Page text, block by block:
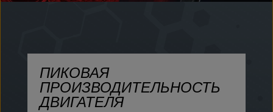
ПИКОВАЯ
ПРОИЗВОДИТЕЛЬНОСТЬ
ДВИГАТЕЛЯ